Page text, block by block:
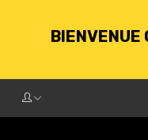
BIENVENUE